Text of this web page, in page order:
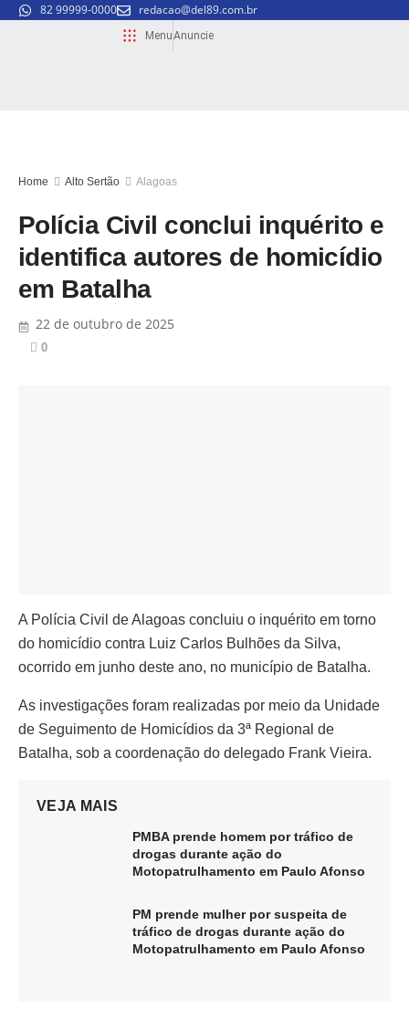
82 99999-0000 redacao@del89.com.br
MenuAnuncie
Home Alto Sertão Alagoas
Polícia Civil conclui inquérito e
identifica autores de homicídio
em Batalha
22 de outubro de 2025
0
A Polícia Civil de Alagoas concluiu o inquérito em torno
do homicídio contra Luiz Carlos Bulhões da Silva,
ocorrido em junho deste ano, no município de Batalha.
As investigações foram realizadas por meio da Unidade
de Seguimento de Homicídios da 3ª Regional de
Batalha, sob a coordenação do delegado Frank Vieira.
VEJA MAIS
PMBA prende homem por tráfico de
drogas durante ação do
Motopatrulhamento em Paulo Afonso
PM prende mulher por suspeita de
tráfico de drogas durante ação do
Motopatrulhamento em Paulo Afonso